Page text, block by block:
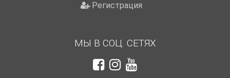
Регистрация
МЫ В СОЦ. СЕТЯХ